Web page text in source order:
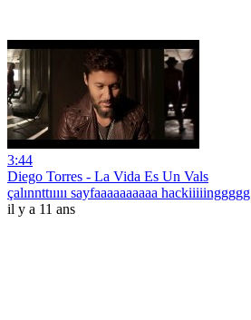
3:44
Diego Torres - La Vida Es Un Vals
çalınnttııııı sayfaaaaaaaaaa hackiiiiinggggg
il y a 11 ans